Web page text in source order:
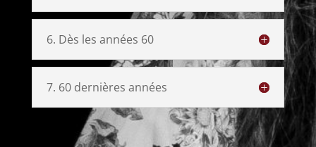
6. Dès les années 60
7. 60 dernières années